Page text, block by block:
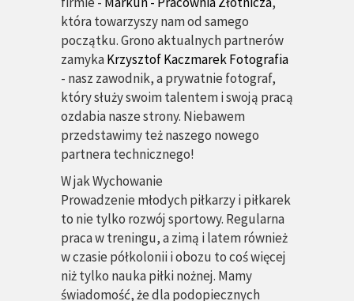
która towarzyszy nam od samego
początku. Grono aktualnych partnerów
zamykaKrzysztof Kaczmarek Fotografia
- nasz zawodnik, a prywatnie fotograf,
który służy swoim talentem i swoją pracą
ozdabia nasze strony. Niebawem
przedstawimy też naszego nowego
partnera technicznego!
WjakWychowanie
Prowadzenie młodych piłkarzy i piłkarek
to nie tylko rozwój sportowy. Regularna
praca w treningu, a zimą i latem również
w czasie półkolonii i obozu to coś więcej
niż tylko nauka piłki nożnej. Mamy
świadomość, że dla podopiecznych